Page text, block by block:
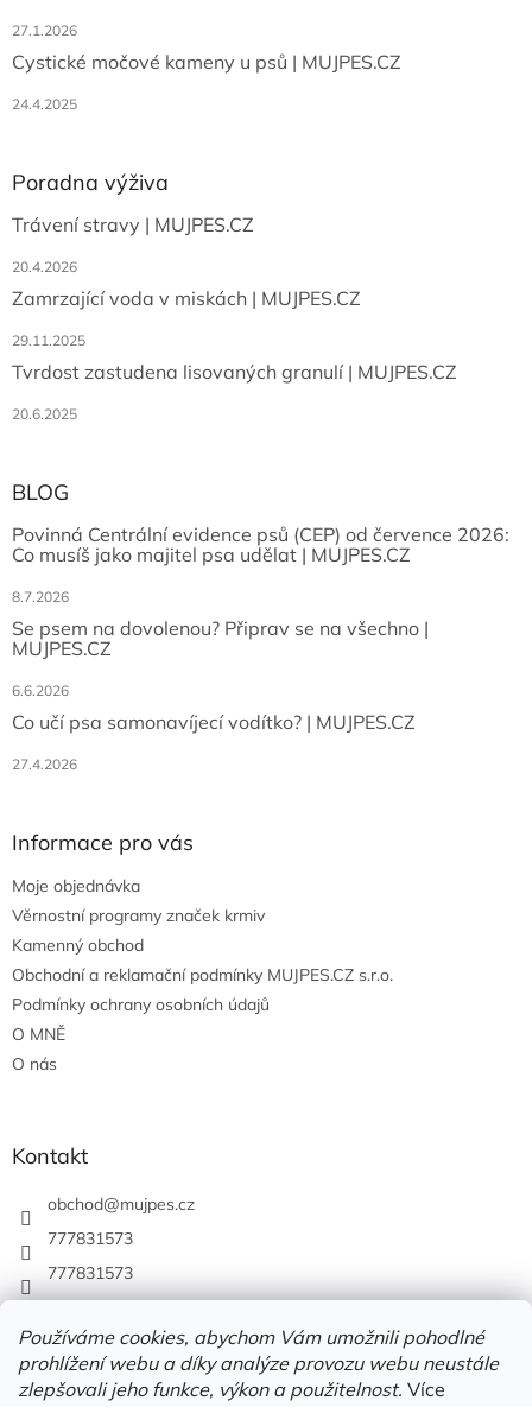
Používáme cookies, abychom Vám umožnili pohodlné
prohlížení webu a díky analýze provozu webu neustále
zlepšovali jeho funkce, výkon a použitelnost. Více
27.1.2026
Cystické močové kameny u psů | MUJPES.CZ
24.4.2025
Poradna výživa
Trávení stravy | MUJPES.CZ
20.4.2026
Zamrzající voda v miskách | MUJPES.CZ
29.11.2025
Tvrdost zastudena lisovaných granulí | MUJPES.CZ
20.6.2025
BLOG
Povinná Centrální evidence psů (CEP) od července 2026:
Co musíš jako majitel psa udělat | MUJPES.CZ
8.7.2026
Se psem na dovolenou? Připrav se na všechno |
MUJPES.CZ
6.6.2026
Co učí psa samonavíjecí vodítko? | MUJPES.CZ
27.4.2026
Informace pro vás
Moje objednávka
Věrnostní programy značek krmiv
Kamenný obchod
Obchodní a reklamační podmínky MUJPES.CZ s.r.o.
Podmínky ochrany osobních údajů
O MNĚ
O nás
Kontakt
obchod@mujpes.cz
777831573
777831573